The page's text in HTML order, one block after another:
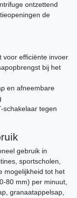
ontzettend
de
voor efficiënte invoer
bij het
en afneembare
schakelaar tegen
gebruik in
sportscholen,
mogelijkheid tot het
80 mm) per minuut,
granaatappelsap,